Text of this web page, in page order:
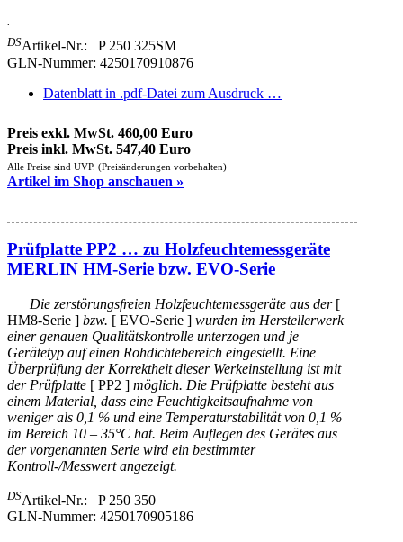
DSArtikel-Nr.: P 250 325SM
GLN-Nummer: 4250170910876
Datenblatt in .pdf-Datei zum Ausdruck …
Preis exkl. MwSt. 460,00 Euro
Preis inkl. MwSt. 547,40 Euro
Alle Preise sind UVP. (Preisänderungen vorbehalten)
Artikel im Shop anschauen »
Prüfplatte PP2 … zu Holzfeuchtemessgeräte
MERLIN HM-Serie bzw. EVO-Serie
Die zerstörungsfreien Holzfeuchtemessgeräte aus der [
HM8-Serie ] bzw. [ EVO-Serie ] wurden im Herstellerwerk
einer genauen Qualitätskontrolle unterzogen und je
Gerätetyp auf einen Rohdichtebereich eingestellt. Eine
Überprüfung der Korrektheit dieser Werkeinstellung ist mit
der Prüfplatte [ PP2 ] möglich. Die Prüfplatte besteht aus
einem Material, dass eine Feuchtigkeitsaufnahme von
weniger als 0,1 % und eine Temperaturstabilität von 0,1 %
im Bereich 10 – 35°C hat. Beim Auflegen des Gerätes aus
der vorgenannten Serie wird ein bestimmter
Kontroll-/Messwert angezeigt.
DSArtikel-Nr.: P 250 350
GLN-Nummer: 4250170905186